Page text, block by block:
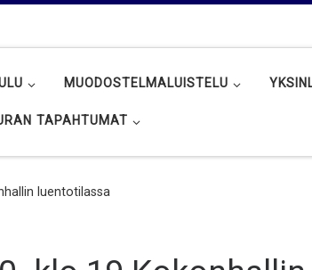
MUODOSTELMALUISTELU
TAPAHTUMAT
luentotilassa